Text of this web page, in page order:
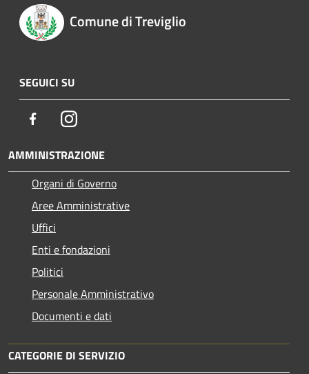
Comune di Treviglio
SEGUICI SU
FacebookInstagram
AMMINISTRAZIONE
Organi di Governo
Aree Amministrative
Uffici
Enti e fondazioni
Politici
Personale Amministrativo
Documenti e dati
CATEGORIE DI SERVIZIO